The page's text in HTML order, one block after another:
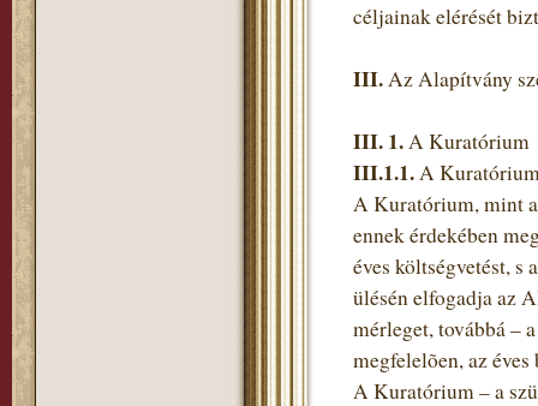
céljainak elérését
III.Az Alapítvány
III. 1.A Kuratórium
III.1.1.A
A Kuratórium, mint
ennek érdekében
éves költségvetést,
ülésén elfogadja az
mérleget, továbbá –
megfelelõen, az
A Kuratórium – a